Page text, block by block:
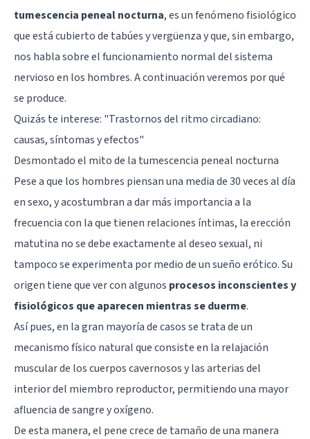
tumescencia peneal nocturna, es un fenómeno fisiológico
que está cubierto de tabúes y vergüenza y que, sin embargo,
nos habla sobre el funcionamiento normal del sistema
nervioso en los hombres. A continuación veremos por qué
se produce.
Quizás te interese: "Trastornos del ritmo circadiano:
causas, síntomas y efectos"
Desmontado el mito de la tumescencia peneal nocturna
Pese a que los hombres piensan una media de 30 veces al día
en sexo, y acostumbran a dar más importancia a la
frecuencia con la que tienen relaciones íntimas, la erección
matutina no se debe exactamente al deseo sexual, ni
tampoco se experimenta por medio de un sueño erótico. Su
origen tiene que ver con algunos procesos inconscientes y
fisiológicos que aparecen mientras se duerme.
Así pues, en la gran mayoría de casos se trata de un
mecanismo físico natural que consiste en la relajación
muscular de los cuerpos cavernosos y las arterias del
interior del miembro reproductor, permitiendo una mayor
afluencia de sangre y oxígeno.
De esta manera, el pene crece de tamaño de una manera